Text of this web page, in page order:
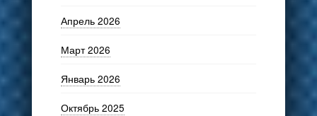
Апрель 2026
Март 2026
Январь 2026
Октябрь 2025